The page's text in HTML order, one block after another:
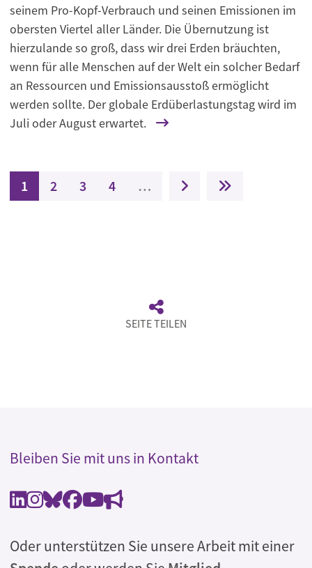
seinem Pro-Kopf-Verbrauch und seinen Emissionen im
obersten Viertel aller Länder. Die Übernutzung ist
hierzulande so groß, dass wir drei Erden bräuchten,
wenn für alle Menschen auf der Welt ein solcher Bedarf
an Ressourcen und Emissionsausstoß ermöglicht
werden sollte. Der globale Erdüberlastungstag wird im
Juli oder August erwartet.
Seitennummerierung
Aktuelle Seite
1 Seite
2 Seite
3 Seite
4 … Nächste Seite
Letzte Seite
SEITE TEILEN
Bleiben Sie mit uns in Kontakt
Oder unterstützen Sie unsere Arbeit mit einer